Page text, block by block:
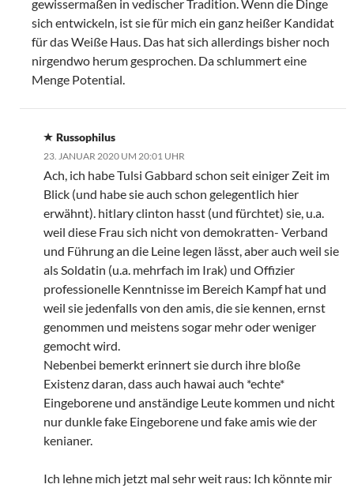
gewissermaßen in vedischer Tradition. Wenn die Dinge
sich entwickeln, ist sie für mich ein ganz heißer Kandidat
für das Weiße Haus. Das hat sich allerdings bisher noch
nirgendwo herum gesprochen. Da schlummert eine
Menge Potential.
Russophilus
23. JANUAR 2020 UM 20:01 UHR
Ach, ich habe Tulsi Gabbard schon seit einiger Zeit im
Blick (und habe sie auch schon gelegentlich hier
erwähnt). hitlary clinton hasst (und fürchtet) sie, u.a.
weil diese Frau sich nicht von demokratten- Verband
und Führung an die Leine legen lässt, aber auch weil sie
als Soldatin (u.a. mehrfach im Irak) und Offizier
professionelle Kenntnisse im Bereich Kampf hat und
weil sie jedenfalls von den amis, die sie kennen, ernst
genommen und meistens sogar mehr oder weniger
gemocht wird.
Nebenbei bemerkt erinnert sie durch ihre bloße
Existenz daran, dass auch hawai auch *echte*
Eingeborene und anständige Leute kommen und nicht
nur dunkle fake Eingeborene und fake amis wie der
kenianer.
Ich lehne mich jetzt mal sehr weit raus: Ich könnte mir